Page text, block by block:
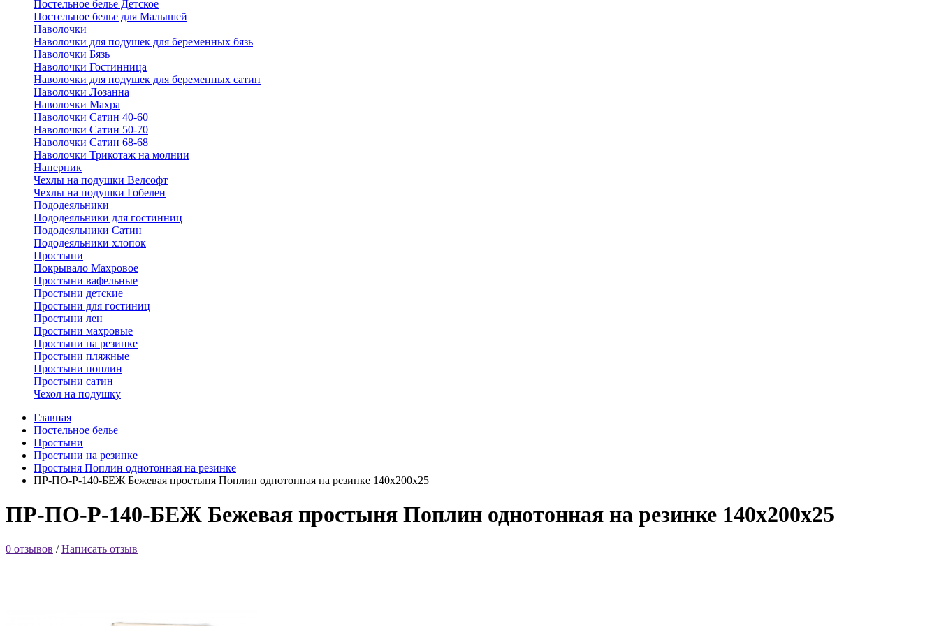
Постельное белье Детское
Постельное белье для Малышей
Наволочки
Наволочки для подушек для беременных бязь
Наволочки Бязь
Наволочки Гостинница
Наволочки для подушек для беременных сатин
Наволочки Лозанна
Наволочки Махра
Наволочки Сатин 40-60
Наволочки Сатин 50-70
Наволочки Сатин 68-68
Наволочки Трикотаж на молнии
Наперник
Чехлы на подушки Велсофт
Чехлы на подушки Гобелен
Пододеяльники
Пододеяльники для гостинниц
Пододеяльники Сатин
Пододеяльники хлопок
Простыни
Покрывало Махровое
Простыни вафельные
Простыни детские
Простыни для гостиниц
Простыни лен
Простыни махровые
Простыни на резинке
Простыни пляжные
Простыни поплин
Простыни сатин
Чехол на подушку
Главная
Постельное белье
Простыни
Простыни на резинке
Простыня Поплин однотонная на резинке
ПР-ПО-Р-140-БЕЖ Бежевая простыня Поплин однотонная на резинке 140х200х25
ПР-ПО-Р-140-БЕЖ Бежевая простыня Поплин однотонная на резинке 140х200х25
0 отзывов /Написать отзыв